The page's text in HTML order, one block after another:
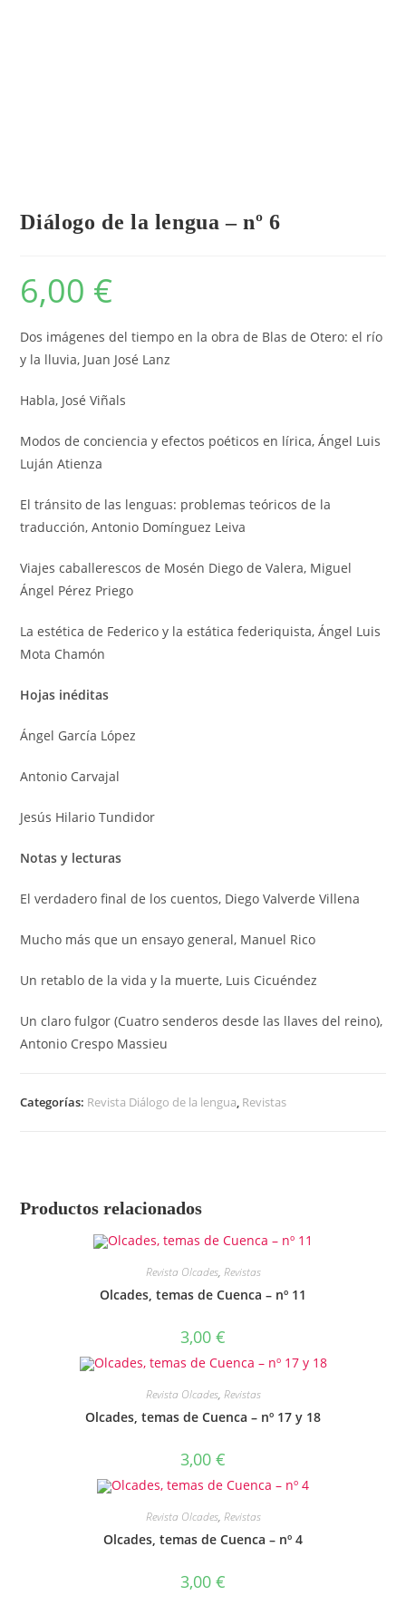
Diálogo de la lengua – nº 6
6,00 €
Dos imágenes del tiempo en la obra de Blas de Otero: el río
y la lluvia, Juan José Lanz
Habla, José Viñals
Modos de conciencia y efectos poéticos en lírica, Ángel Luis
Luján Atienza
El tránsito de las lenguas: problemas teóricos de la
traducción, Antonio Domínguez Leiva
Viajes caballerescos de Mosén Diego de Valera, Miguel
Ángel Pérez Priego
La estética de Federico y la estática federiquista, Ángel Luis
Mota Chamón
Hojas inéditas
Ángel García López
Antonio Carvajal
Jesús Hilario Tundidor
Notas y lecturas
El verdadero final de los cuentos, Diego Valverde Villena
Mucho más que un ensayo general, Manuel Rico
Un retablo de la vida y la muerte, Luis Cicuéndez
Un claro fulgor (Cuatro senderos desde las llaves del reino),
Antonio Crespo Massieu
Categorías: Revista Diálogo de la lengua, Revistas
Productos relacionados
Revista Olcades, Revistas
Olcades, temas de Cuenca – nº 11
3,00 €
Revista Olcades, Revistas
Olcades, temas de Cuenca – nº 17 y 18
3,00 €
Revista Olcades, Revistas
Olcades, temas de Cuenca – nº 4
3,00 €